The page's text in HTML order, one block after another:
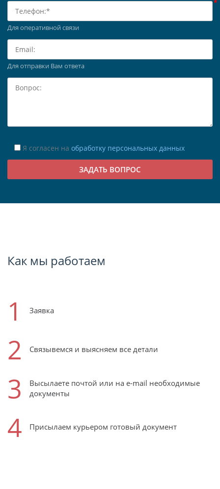
Для оперативной связи
Для отправки Вам ответа
Я согласен на обработку персональных данных
Как мы работаем
1 Заявка
2 Связывемся и выясняем все детали
3
Высылаете почтой или на e-mail необходимые
документы
4 Присылаем курьером готовый документ